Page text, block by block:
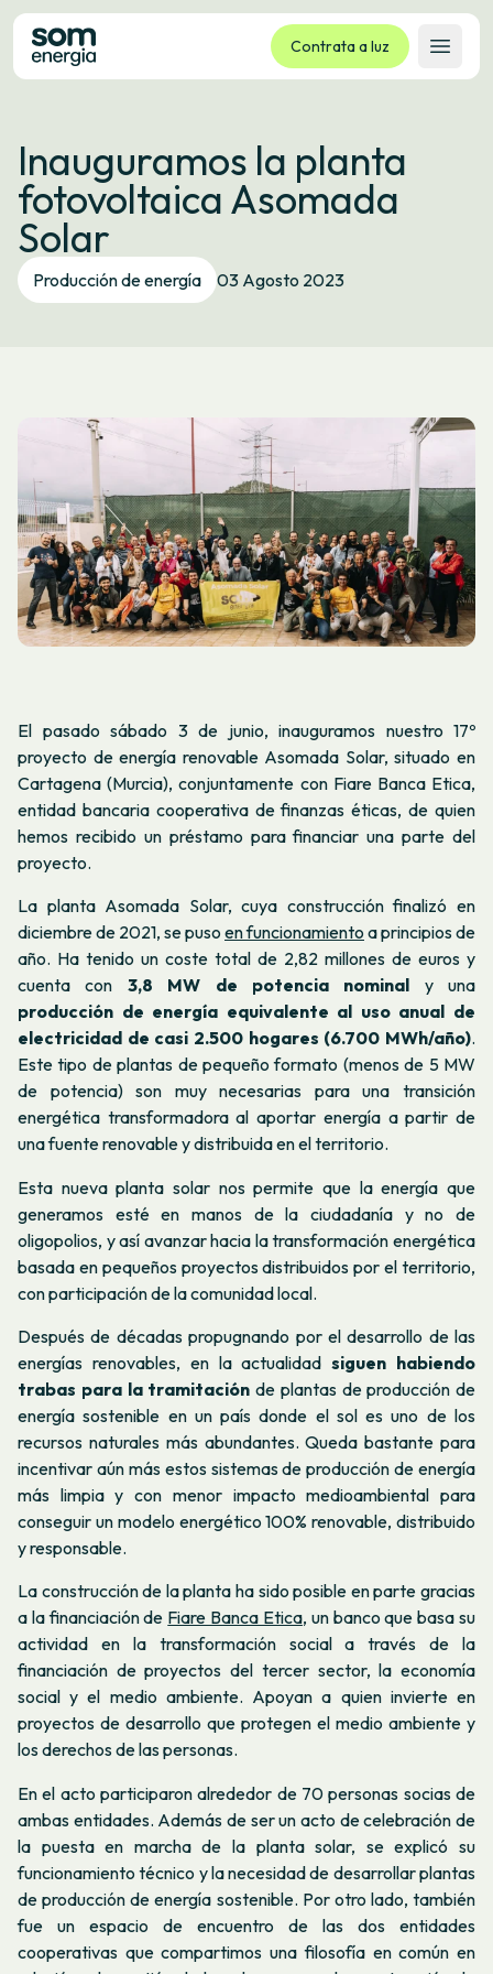
Contrata a luz
Abrir
Tarifas
Servizos
Empresas
La cooperativa
Contacto
Inauguramos la planta
fotovoltaica Asomada
Solar
Producción de energía 03 Agosto 2023
El pasado sábado 3 de junio, inauguramos nuestro 17º
proyecto de energía renovable Asomada Solar, situado en
Cartagena (Murcia), conjuntamente con Fiare Banca Etica,
entidad bancaria cooperativa de finanzas éticas, de quien
hemos recibido un préstamo para financiar una parte del
proyecto.
La planta Asomada Solar, cuya construcción finalizó en
diciembre de 2021, se puso en funcionamiento a principios de
año. Ha tenido un coste total de 2,82 millones de euros y
cuenta con 3,8 MW de potencia nominal y una
producción de energía equivalente al uso anual de
electricidad de casi 2.500 hogares (6.700 MWh/año).
Este tipo de plantas de pequeño formato (menos de 5 MW
de potencia) son muy necesarias para una transición
energética transformadora al aportar energía a partir de
una fuente renovable y distribuida en el territorio.
Esta nueva planta solar nos permite que la energía que
generamos esté en manos de la ciudadanía y no de
oligopolios, y así avanzar hacia la transformación energética
basada en pequeños proyectos distribuidos por el territorio,
con participación de la comunidad local.
Después de décadas propugnando por el desarrollo de las
energías renovables, en la actualidadsiguen habiendo
trabas para la tramitación de plantas de producción de
energía sostenible en un país donde el sol es uno de los
recursos naturales más abundantes. Queda bastante para
incentivar aún más estos sistemas de producción de energía
más limpia y con menor impacto medioambiental para
conseguir un modelo energético 100% renovable, distribuido
y responsable.
La construcción de la planta ha sido posible en parte gracias
a la financiación de Fiare Banca Etica, un banco que basa su
actividad en la transformación social a través de la
financiación de proyectos del tercer sector, la economía
social y el medio ambiente. Apoyan a quien invierte en
proyectos de desarrollo que protegen el medio ambiente y
los derechos de las personas.
En el acto participaron alrededor de 70 personas socias de
ambas entidades. Además de ser un acto de celebración de
la puesta en marcha de la planta solar, se explicó su
funcionamiento técnico y la necesidad de desarrollar plantas
de producción de energía sostenible. Por otro lado, también
fue un espacio de encuentro de las dos entidades
cooperativas que compartimos una filosofía en común en